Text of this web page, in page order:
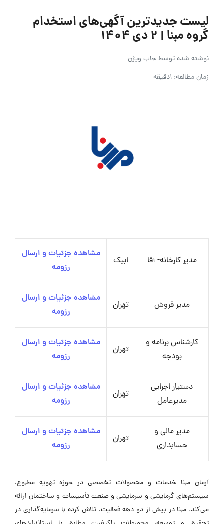
لیست جدیدترین آگهی‌های استخدام
گروه مبنا | ۲ دی ۱۴۰۴
نوشته شده توسطجاب ویژن
زمان مطالعه: 1دقیقه
مدیر کارخانه- آقا ابیک
مشاهده جزئیات و ارسال
رزومه
مدیر فروش تهران
مشاهده جزئیات و ارسال
رزومه
کارشناس برنامه و
بودجه
تهران
مشاهده جزئیات و ارسال
رزومه
دستیار اجرایی
مدیرعامل
تهران
مشاهده جزئیات و ارسال
رزومه
مدیر مالی و
حسابداری
تهران
مشاهده جزئیات و ارسال
رزومه
آرمان مبنا خدمات و محصولات تخصصی در حوزه تهویه مطبوع،
سیستم‌های گرمایشی و سرمایشی و صنعت تأسیسات و ساختمان ارائه
می‌کند. مبنا در بیش از دو دهه فعالیت، تلاش کرده با سرمایه‌گذاری در